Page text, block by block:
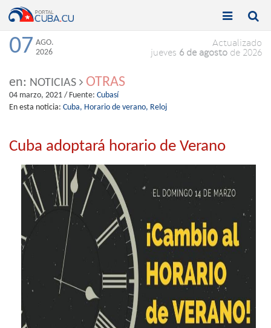
Toggle

Toggle

07 AGO.
2026
Actualizado
jueves 6 de agosto de 2026
en: NOTICIAS OTRAS
04 marzo, 2021 / Fuente: Cubasí
En esta noticia: Cuba, Horario de verano, Reloj
Cuba adoptará horario de Verano